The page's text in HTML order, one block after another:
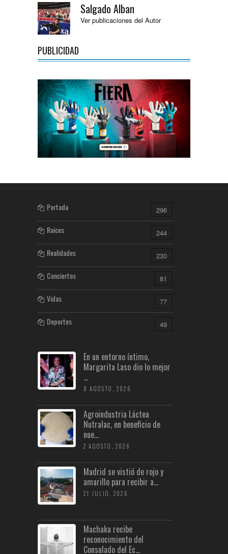
Salgado Alban
Ver publicaciones del Autor
PUBLICIDAD
Portada 296
Raices 244
Realidades 230
Conciertos 81
Vidas 77
Deportes 49
En un entorno íntimo,
Margarita Laso dio lo mejor
...
8 AGOSTO, 2026
Agroindustria Láctea
Nutralac, en beneficio de
nue...
2 AGOSTO, 2026
Madrid se vistió de rojo y
amarillo para recibir a...
21 JULIO, 2026
Machaka recibe
reconocimiento del
Consulado del Ec...